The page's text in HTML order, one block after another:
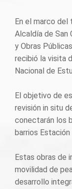
En el marco
Alcaldía de San
y Obras
recibió la visita
Nacional de
El objetivo de
revisión in situ
conectarán los
barrios Estación
Estas obras de
movilidad de
desarrollo